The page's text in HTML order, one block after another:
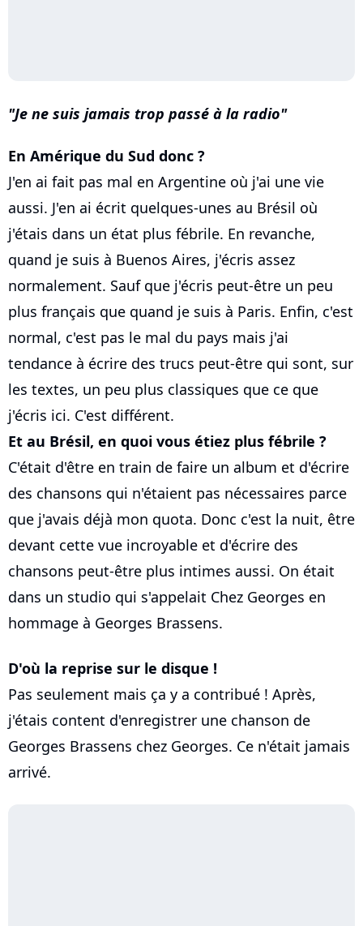
Je ne suis jamais trop passé à la radio
En Amérique du Sud donc ?
J'en ai fait pas mal en Argentine où j'ai une vie
aussi. J'en ai écrit quelques-unes au Brésil où
j'étais dans un état plus fébrile. En revanche,
quand je suis à Buenos Aires, j'écris assez
normalement. Sauf que j'écris peut-être un peu
plus français que quand je suis à Paris. Enfin, c'est
normal, c'est pas le mal du pays mais j'ai
tendance à écrire des trucs peut-être qui sont, sur
les textes, un peu plus classiques que ce que
j'écris ici. C'est différent.
Et au Brésil, en quoi vous étiez plus fébrile ?
C'était d'être en train de faire un album et d'écrire
des chansons qui n'étaient pas nécessaires parce
que j'avais déjà mon quota. Donc c'est la nuit, être
devant cette vue incroyable et d'écrire des
chansons peut-être plus intimes aussi. On était
dans un studio qui s'appelait Chez Georges en
hommage à Georges Brassens.
D'où la reprise sur le disque !
Pas seulement mais ça y a contribué ! Après,
j'étais content d'enregistrer une chanson de
Georges Brassens chez Georges. Ce n'était jamais
arrivé.